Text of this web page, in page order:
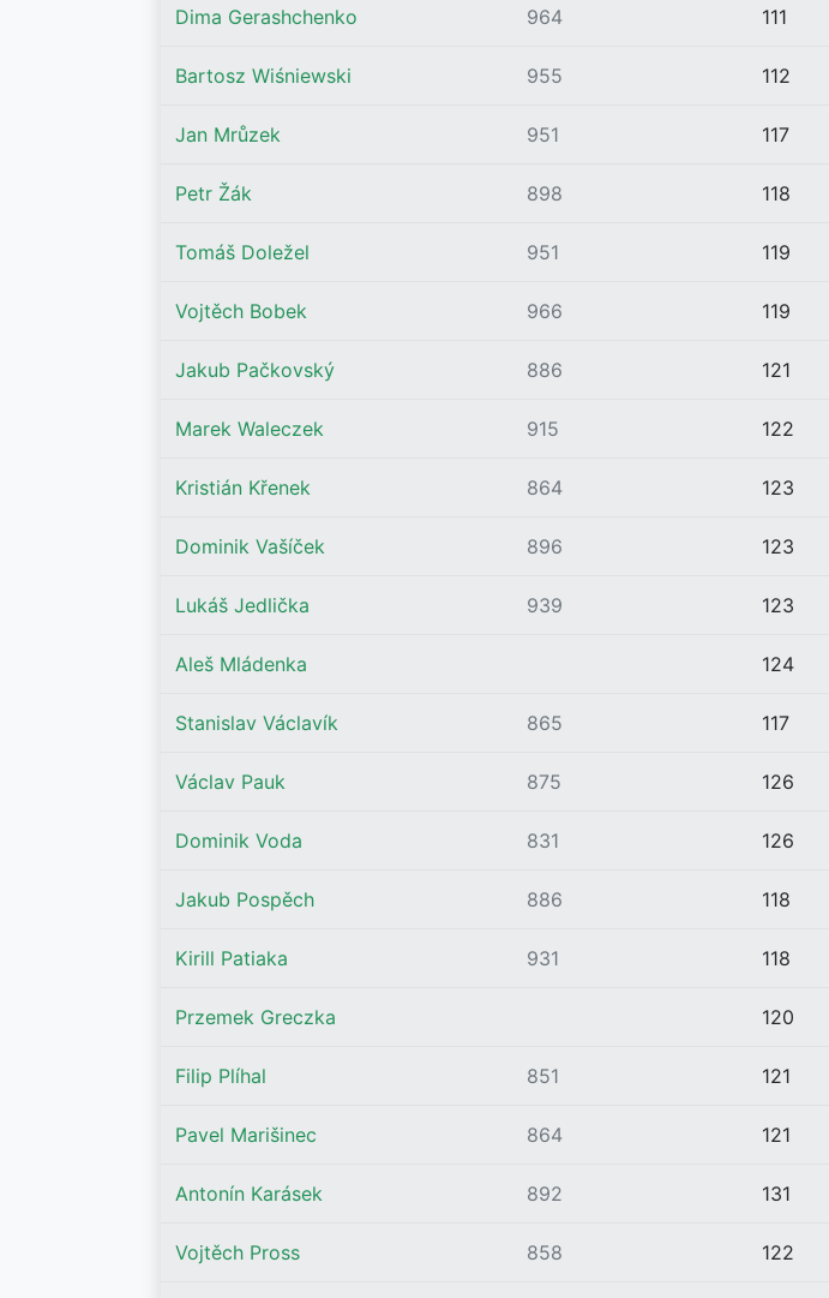
Dima Gerashchenko 964 111
Bartosz Wiśniewski 955 112
Jan Mrůzek 951 117
Petr Žák 898 118
Tomáš Doležel 951 119
Vojtěch Bobek 966 119
Jakub Pačkovský 886 121
Marek Waleczek 915 122
Kristián Křenek 864 123
Dominik Vašíček 896 123
Lukáš Jedlička 939 123
Aleš Mládenka 124
Stanislav Václavík 865 117
Václav Pauk 875 126
Dominik Voda 831 126
Jakub Pospěch 886 118
Kirill Patiaka 931 118
Przemek Greczka 120
Filip Plíhal 851 121
Pavel Marišinec 864 121
Antonín Karásek 892 131
Vojtěch Pross 858 122